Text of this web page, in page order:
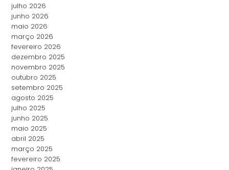
julho 2026
junho 2026
maio 2026
março 2026
fevereiro 2026
dezembro 2025
novembro 2025
outubro 2025
setembro 2025
agosto 2025
julho 2025
junho 2025
maio 2025
abril 2025
março 2025
fevereiro 2025